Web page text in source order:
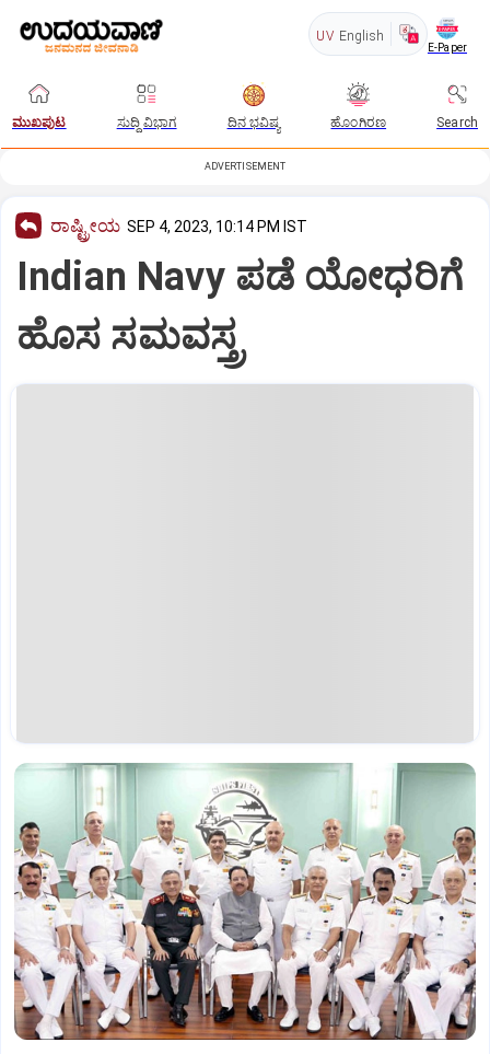
UV English
E-Paper
ಮುಖಪುಟ ಸುದ್ದಿ ವಿಭಾಗ ದಿನ ಭವಿಷ್ಯ ಹೊಂಗಿರಣ Search
ADVERTISEMENT
ರಾಷ್ಟ್ರೀಯ SEP 4, 2023, 10:14 PM IST
Indian Navy ಪಡೆ ಯೋಧರಿಗೆ
ಹೊಸ ಸಮವಸ್ತ್ರ